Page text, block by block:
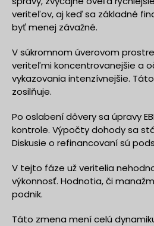
veriteľov, aj keď sa základné
byť menej závažné.
V súkromnom úverovom
veriteľmi koncentrovanejšie a
vykazovania intenzívnejšie.
zosilňuje.
Po oslabení dôvery sa úpravy
kontrole. Výpočty dohody sa
Diskusie o refinancovaní sú
V tejto fáze už veritelia
výkonnosť. Hodnotia, či
podnik.
Táto zmena mení celú